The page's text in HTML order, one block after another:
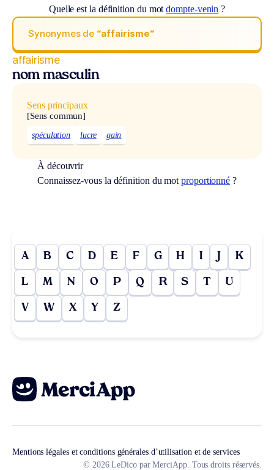
Quelle est la définition du motdompte-venin ?
Synonymes de “affairisme“
affairisme
nom masculin
Sens principaux
[Sens commun]
spéculation lucre gain
À découvrir
Connaissez-vous la définition du motproportionné ?
A B C D E F G H I J K
L M N O P Q R S T U
V W X Y Z
Mentions légales et conditions générales d’utilisation et de services
© 2026 LeDico par MerciApp. Tous droits réservés.